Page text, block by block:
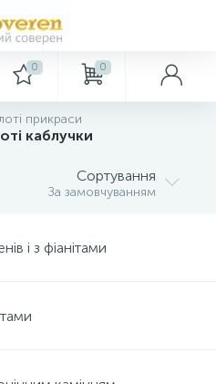
0 0
прикраси
каблучки
Сортування
За замовчуванням
і з фіанітами